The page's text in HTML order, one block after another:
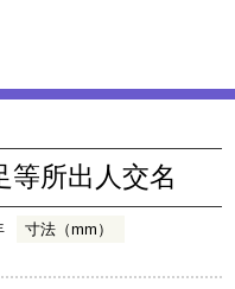
等所出人交名
寸法（mm）